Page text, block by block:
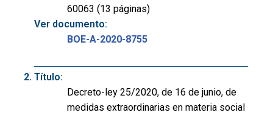
60063 (13 páginas)
Ver documento:
BOE-A-2020-8755
Título:
Decreto-ley 25/2020, de 16 de junio, de
medidas extraordinarias en materia social